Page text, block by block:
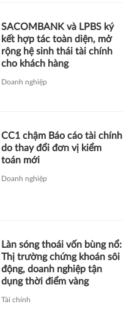
SACOMBANK và LPBS ký
kết hợp tác toàn diện, mở
rộng hệ sinh thái tài chính
cho khách hàng
Doanh nghiệp
CC1 chậm Báo cáo tài chính
do thay đổi đơn vị kiểm
toán mới
Doanh nghiệp
Làn sóng thoái vốn bùng nổ:
Thị trường chứng khoán sôi
động, doanh nghiệp tận
dụng thời điểm vàng
Tài chính